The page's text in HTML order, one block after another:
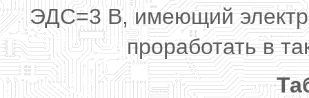
ЭДС=3 В, имеющий
проработать в